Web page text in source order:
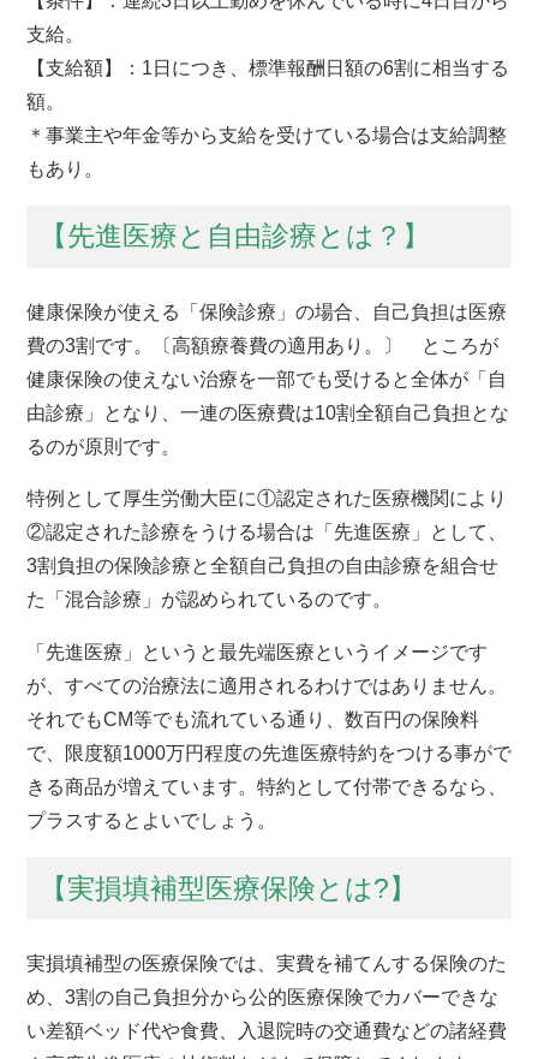
支給。
【支給額】：1日につき、標準報酬日額の6割に相当する
額。
＊事業主や年金等から支給を受けている場合は支給調整
もあり。
【先進医療と自由診療とは？】
健康保険が使える「保険診療」の場合、自己負担は医療
費の3割です。〔高額療養費の適用あり。〕 ところが
健康保険の使えない治療を一部でも受けると全体が「自
由診療」となり、一連の医療費は10割全額自己負担とな
るのが原則です。
特例として厚生労働大臣に①認定された医療機関により
②認定された診療をうける場合は「先進医療」として、
3割負担の保険診療と全額自己負担の自由診療を組合せ
た「混合診療」が認められているのです。
「先進医療」というと最先端医療というイメージです
が、すべての治療法に適用されるわけではありません。
それでもCM等でも流れている通り、数百円の保険料
で、限度額1000万円程度の先進医療特約をつける事がで
きる商品が増えています。特約として付帯できるなら、
プラスするとよいでしょう。
【実損填補型医療保険とは?】
実損填補型の医療保険では、実費を補てんする保険のた
め、3割の自己負担分から公的医療保険でカバーできな
い差額ベッド代や食費、入退院時の交通費などの諸経費